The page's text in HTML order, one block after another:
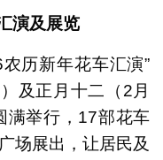
演及展览
历新年花车汇演”
及正月十二（2月
满举行，17部花车
场展出，让居民及